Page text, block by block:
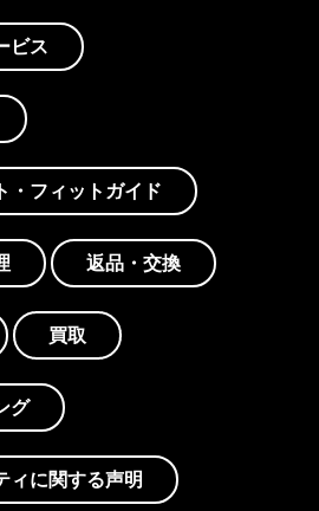
ビス
・フィットガイド
返品・交換
買取
グ
ィに関する声明